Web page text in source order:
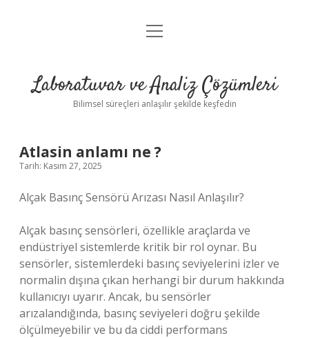
Anasayfa
Yasal Uyarı
menüyü
Laboratuvar ve Analiz Çözümleri
Bilimsel süreçleri anlaşılır şekilde keşfedin
Atlasin anlamı ne ?
Tarih: Kasım 27, 2025
Alçak Basınç Sensörü Arızası Nasıl Anlaşılır?
Alçak basınç sensörleri, özellikle araçlarda ve
endüstriyel sistemlerde kritik bir rol oynar. Bu
sensörler, sistemlerdeki basınç seviyelerini izler ve
normalin dışına çıkan herhangi bir durum hakkında
kullanıcıyı uyarır. Ancak, bu sensörler
arızalandığında, basınç seviyeleri doğru şekilde
ölçülmeyebilir ve bu da ciddi performans